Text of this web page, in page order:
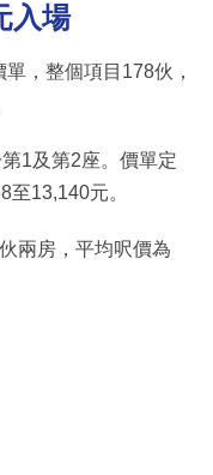
入場
，整個項目178伙，
1及第2座。價單定
13,140元。
兩房，平均呎價為